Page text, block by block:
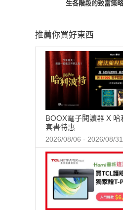
生各階段的致富策略
推薦你買好東西
BOOX電子閱讀器 X 哈
套書特惠
2026/08/06 - 2026/08/31